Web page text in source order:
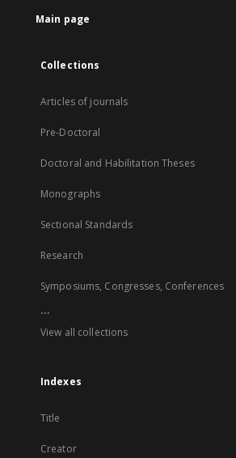
Main page
Collections
Articles of journals
Pre-Doctoral
Doctoral and Habilitation Theses
Monographs
Sectional Standards
Research
Symposiums, Congresses, Conferences
...
View all collections
Indexes
Title
Creator